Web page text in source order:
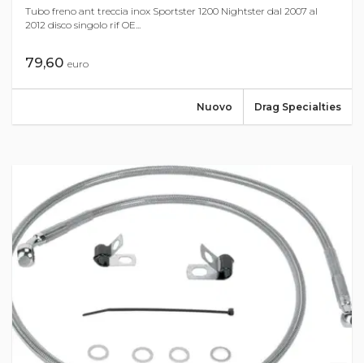
Tubo freno ant treccia inox Sportster 1200 Nightster dal 2007 al
2012 disco singolo rif OE...
79,60 euro
Drag Specialties
Nuovo